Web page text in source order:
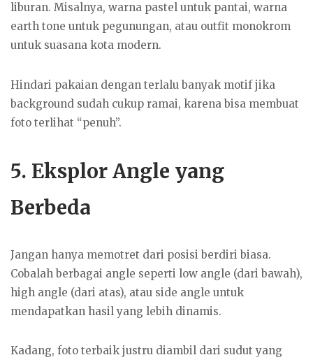
liburan. Misalnya, warna pastel untuk pantai, warna
earth tone untuk pegunungan, atau outfit monokrom
untuk suasana kota modern.
Hindari pakaian dengan terlalu banyak motif jika
background sudah cukup ramai, karena bisa membuat
foto terlihat “penuh”.
5. Eksplor Angle yang
Berbeda
Jangan hanya memotret dari posisi berdiri biasa.
Cobalah berbagai angle seperti low angle (dari bawah),
high angle (dari atas), atau side angle untuk
mendapatkan hasil yang lebih dinamis.
Kadang, foto terbaik justru diambil dari sudut yang